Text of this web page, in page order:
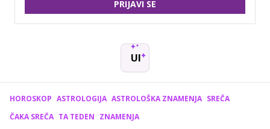
PRIJAVI SE
UI
HOROSKOP ASTROLOGIJA ASTROLOŠKA ZNAMENJA SREČA
ČAKA SREČA TA TEDEN ZNAMENJA